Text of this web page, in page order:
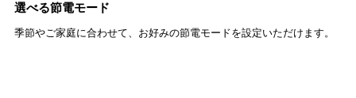
選べる節電モード
季節やご家庭に合わせて、お好みの節電モードを設定いただけます。